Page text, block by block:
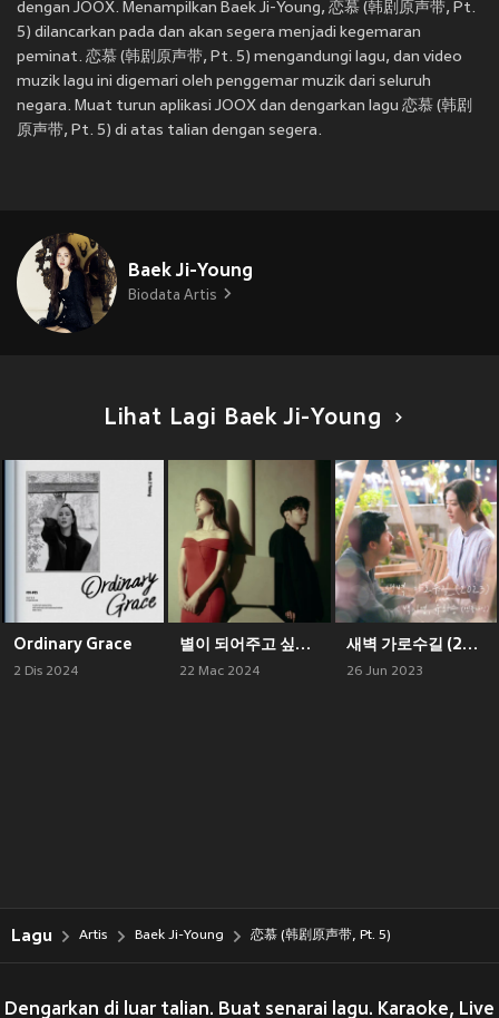
dengan JOOX. Menampilkan Baek Ji-Young, 恋慕 (韩剧原声带, Pt.
5) dilancarkan pada dan akan segera menjadi kegemaran
peminat. 恋慕 (韩剧原声带, Pt. 5) mengandungi lagu, dan video
muzik lagu ini digemari oleh penggemar muzik dari seluruh
negara. Muat turun aplikasi JOOX dan dengarkan lagu 恋慕 (韩剧
原声带, Pt. 5) di atas talian dengan segera.
Baek Ji-Young
Biodata Artis
Lihat Lagi Baek Ji-Young
Ordinary Grace
2 Dis 2024
별이 되어주고 싶었어
22 Mac 2024
새벽 가로수길 (2023) (여름날 우리 X 백지영, 유회승 (엔플라잉)) (Garosugil At Dawn (2023) (My love X Baek Z Young, Yoo Hwe Seung (N.Flying)))
26 Jun 2023
Lagu Artis Baek Ji-Young 恋慕 (韩剧原声带, Pt. 5)
Dengarkan di luar talian. Buat senarai lagu. Karaoke, Live